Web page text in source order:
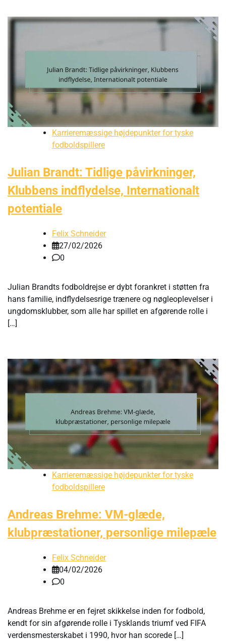
Karrieremæssige højdepunkter for tyske
fodboldspillere
Julian Brandt: Tidlige påvirkninger,
Klubbens indflydelse, Internationalt
potentiale
Felix Schneider
27/02/2026
0
Julian Brandts fodboldrejse er dybt forankret i støtten fra
hans familie, indflydelsesrige trænere og nøgleoplevelser i
ungdomsklubber, som alle har spillet en afgørende rolle i
[…]
Karrieremæssige højdepunkter for tyske
fodboldspillere
Andreas Brehme: VM-glæde,
klubpræstationer, personlige milepæle
Felix Schneider
04/02/2026
0
Andreas Brehme er en fejret skikkelse inden for fodbold,
kendt for sin afgørende rolle i Tysklands triumf ved FIFA
verdensmesterskabet i 1990, hvor han scorede […]